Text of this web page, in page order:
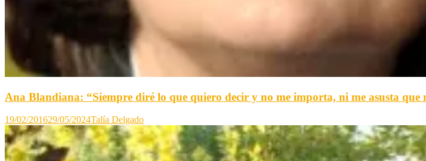
Ana Blandiana: “Siempre diré lo que quiero decir y no me importa, ni me asusta que
19/02/201629/05/2024Talía Delgado